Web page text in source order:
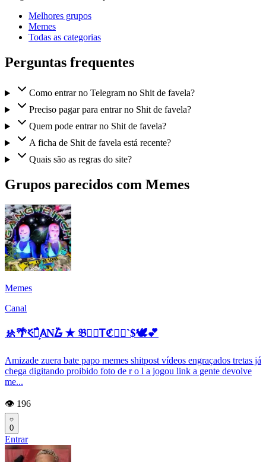
Melhores grupos
Memes
Todas as categorias
Perguntas frequentes
Como entrar no Telegram no Shit de favela?
Preciso pagar para entrar no Shit de favela?
Quem pode entrar no Shit de favela?
A ficha de Shit de favela está recente?
Quais são as regras do site?
Grupos parecidos com Memes
Memes
Canal
🚸🌴𝆬Ⲵ߯ᮝ͕𐒲N߳ᮝ ✭ 𝔅𐑢𝅮𐊗ℭ䷎⃯`$🕊️💕
Amizade zuera bate papo memes shitpost vídeos engraçados tretas já
chega digitando proibido foto de r o l a jogou link a gente devolve
me...
👁️ 196
0
Entrar